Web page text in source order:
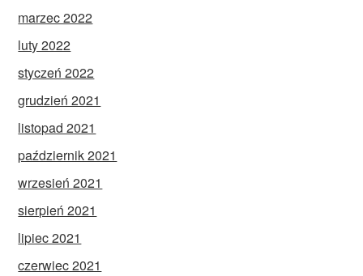
marzec 2022
luty 2022
styczeń 2022
grudzień 2021
listopad 2021
październik 2021
wrzesień 2021
sierpień 2021
lipiec 2021
czerwiec 2021